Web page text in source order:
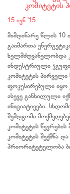
კომიტეტის
15 ივნ '15
მიმდინარე წლის 10
გაიმართა
ხელმძღვანელობდა
ინდუსტრიული
კომიტეტის
ფოკუსირებული იყო
ასევე განხილული
ინიციატივები.
შემდგომი
კომიტეტის
კომიტეტის შექმნა
პრიორიტეტულობა